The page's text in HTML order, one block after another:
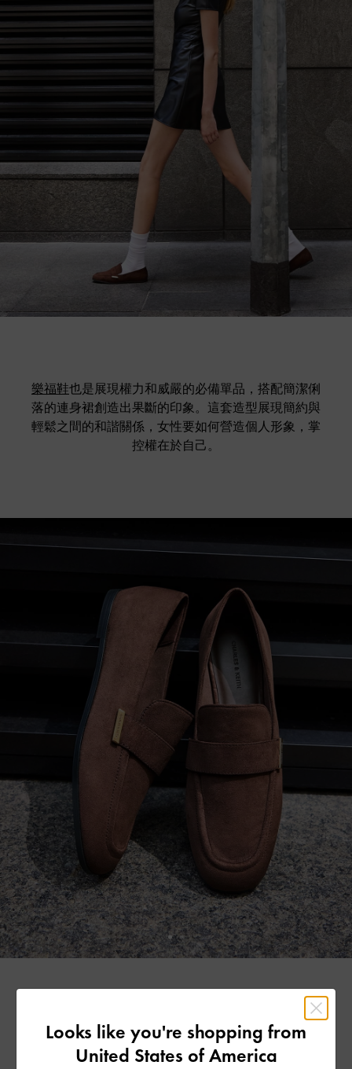
樂福鞋也是展現權力和威嚴的必備單品，搭配簡潔俐
落的連身裙創造出果斷的印象。這套造型展現簡約與
輕鬆之間的和諧關係，女性要如何營造個人形象，掌
控權在於自己。
Looks like you're shopping from
United States of America